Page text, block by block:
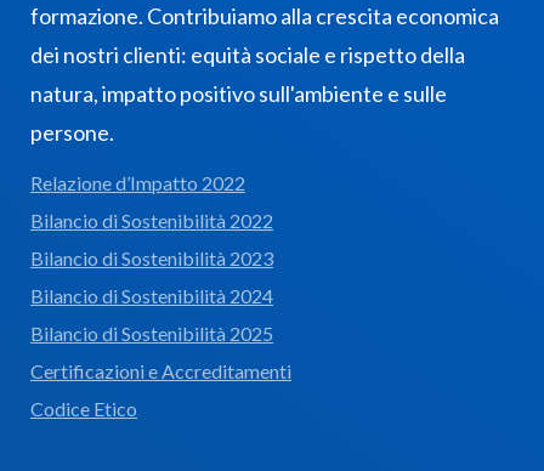
formazione. Contribuiamo alla crescita economica
dei nostri clienti: equità sociale e rispetto della
natura, impatto positivo sull'ambiente e sulle
persone.
Relazione d’Impatto 2022
Bilancio di Sostenibilità 2022
Bilancio di Sostenibilità 2023
Bilancio di Sostenibilità 2024
Bilancio di Sostenibilità 2025
Certificazioni e Accreditamenti
Codice Etico